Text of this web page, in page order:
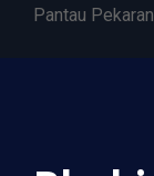
Pantau